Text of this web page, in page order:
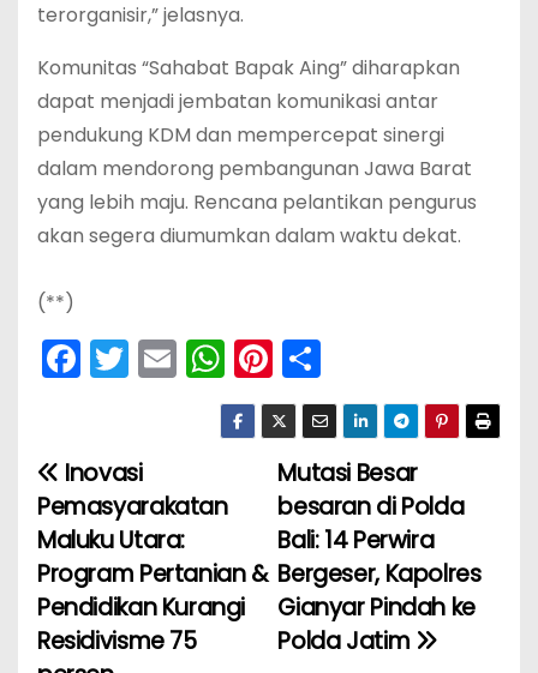
terorganisir,” jelasnya.
‎Komunitas “Sahabat Bapak Aing” diharapkan
dapat menjadi jembatan komunikasi antar
pendukung KDM dan mempercepat sinergi
dalam mendorong pembangunan Jawa Barat
yang lebih maju. Rencana pelantikan pengurus
akan segera diumumkan dalam waktu dekat.
‎(**)
F
a
e
b
o
o
k
T
w
er
E
m
W
h
a
A
p
Pi
nt
er
e
st
h
ar
e
N
a
v
i
Mutasi Besar
besaran di Polda
Bali: 14 Perwira
Bergeser, Kapolres
Gianyar Pindah ke
Polda Jatim
‎Inovasi
Pemasyarakatan
Maluku Utara:
Program Pertanian &
Pendidikan Kurangi
Residivisme 75